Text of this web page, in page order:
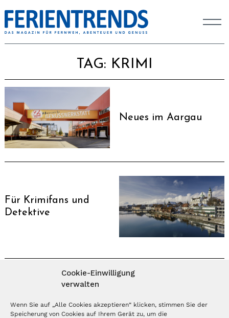
Cookie-Einwilligung
verwalten
Wenn Sie auf „Alle Cookies akzeptieren“ klicken, stimmen Sie der
Speicherung von Cookies auf Ihrem Gerät zu, um die
TAG: KRIMI
Neues im Aargau
Für Krimifans und
Detektive
MAGAZIN ABONNIEREN
Abonnieren